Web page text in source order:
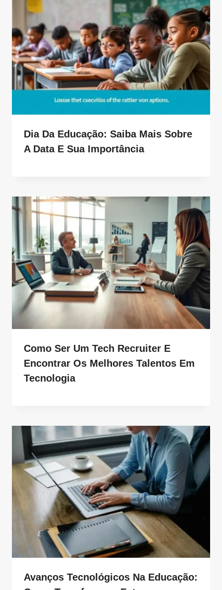
Dia Da Educação: Saiba Mais Sobre
A Data E Sua Importância
Como Ser Um Tech Recruiter E
Encontrar Os Melhores Talentos Em
Tecnologia
Avanços Tecnológicos Na Educação: